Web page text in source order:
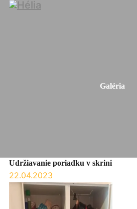
Galéria
Udržiavanie poriadku v skrini
22.04.2023